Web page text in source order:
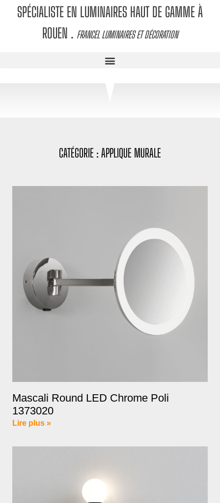
SPÉCIALISTE EN LUMINAIRES HAUT DE GAMME À
ROUEN . FRANCEL LUMINAIRES ET DÉCORATION
CATÉGORIE : APPLIQUE MURALE
Mascali Round LED Chrome Poli
1373020
Lire plus »